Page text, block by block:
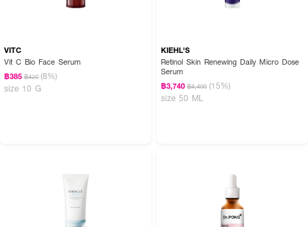
VITC
Vit C Bio Face Serum
฿385 ฿420 (8%)
size 10 G
KIEHL'S
Retinol Skin Renewing Daily Micro Dose
Serum
฿3,740 ฿4,400 (15%)
size 50 ML